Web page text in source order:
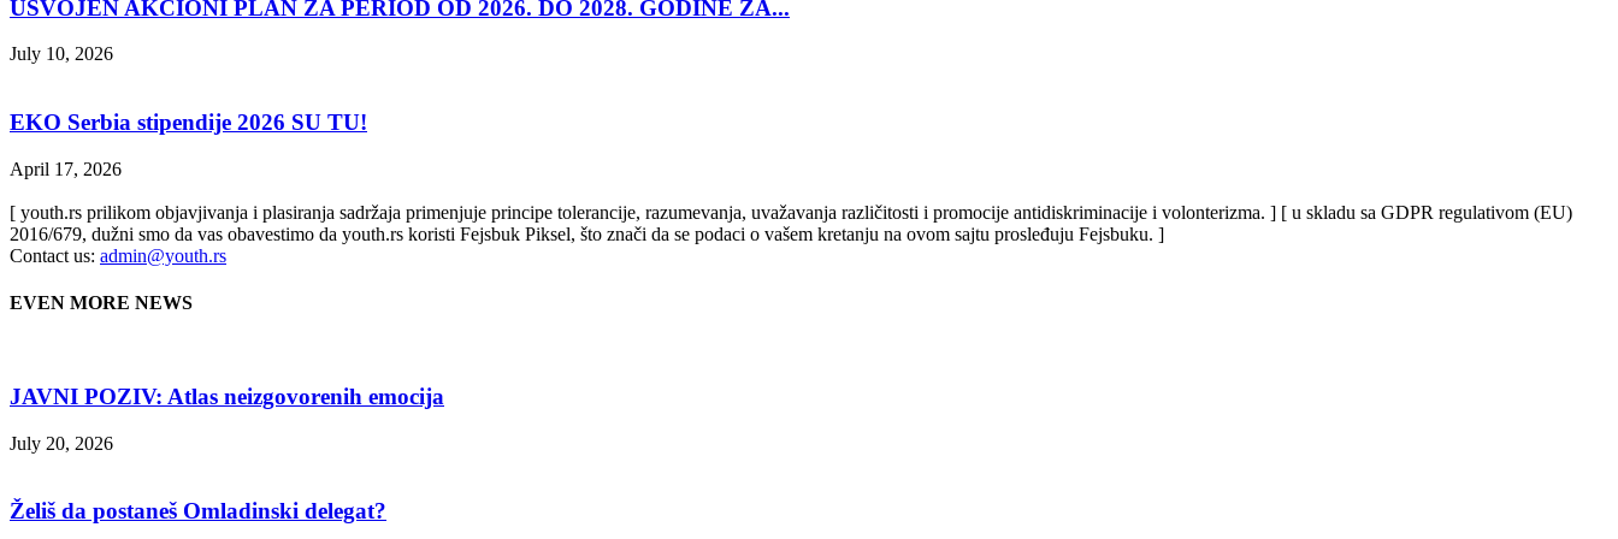
USVOJEN AKCIONI PLAN ZA PERIOD OD 2026. DO 2028. GODINE ZA...
July 10, 2026
EKO Serbia stipendije 2026 SU TU!
April 17, 2026
[ youth.rs prilikom objavjivanja i plasiranja sadržaja primenjuje principe tolerancije, razumevanja, uvažavanja različitosti i promocije antidiskriminacije i volonterizma. ] [ u skladu sa GDPR regulativom (EU)
2016/679, dužni smo da vas obavestimo da youth.rs koristi Fejsbuk Piksel, što znači da se podaci o vašem kretanju na ovom sajtu prosleđuju Fejsbuku. ]
Contact us: admin@youth.rs
EVEN MORE NEWS
JAVNI POZIV: Atlas neizgovorenih emocija
July 20, 2026
Želiš da postaneš Omladinski delegat?